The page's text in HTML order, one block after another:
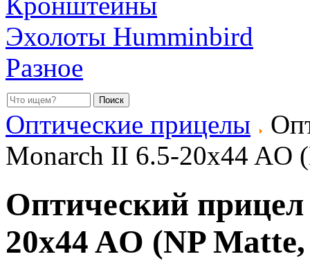
Эхолоты Humminbird
Разное
Оптические прицелы
Monarch II 6.5-20x44 AO
Оптический
20x44 AO (NP